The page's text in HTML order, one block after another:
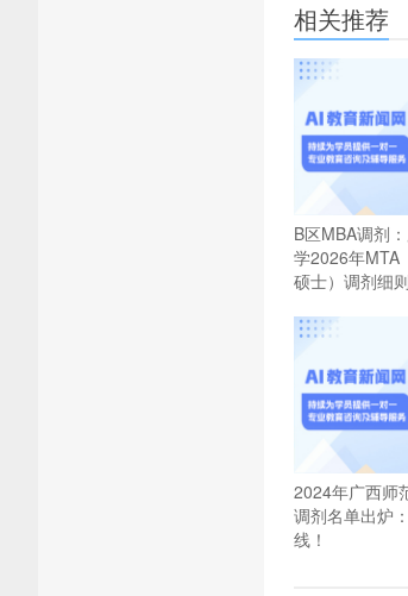
相关推荐
B区MBA调剂
学2026年MTA
硕士）调剂细则
2024年广西师
调剂名单出炉
线！